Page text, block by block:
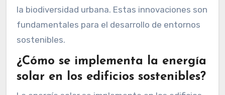
la biodiversidad urbana. Estas innovaciones son
fundamentales para el desarrollo de entornos
sostenibles.
¿Cómo se implementa la energía
solar en los edificios sostenibles?